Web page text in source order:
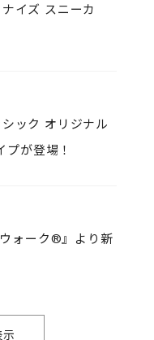
イズ スニーカ
シック オリジナル
が登場！
ォーク®』より新